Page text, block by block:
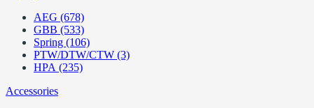
AEG (678)
GBB (533)
Spring (106)
PTW/DTW/CTW (3)
HPA (235)
Accessories